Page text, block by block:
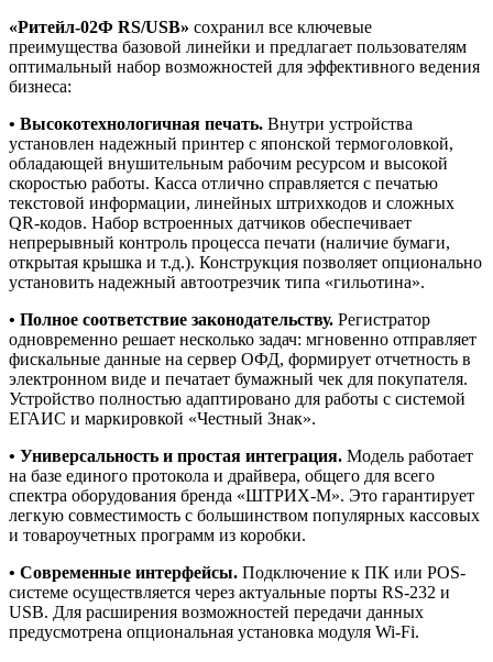
«Ритейл-02Ф RS/USB» сохранил все ключевые
преимущества базовой линейки и предлагает пользователям
оптимальный набор возможностей для эффективного ведения
бизнеса:
• Высокотехнологичная печать. Внутри устройства
установлен надежный принтер с японской термоголовкой,
обладающей внушительным рабочим ресурсом и высокой
скоростью работы. Касса отлично справляется с печатью
текстовой информации, линейных штрихкодов и сложных
QR-кодов. Набор встроенных датчиков обеспечивает
непрерывный контроль процесса печати (наличие бумаги,
открытая крышка и т.д.). Конструкция позволяет опционально
установить надежный автоотрезчик типа «гильотина».
• Полное соответствие законодательству. Регистратор
одновременно решает несколько задач: мгновенно отправляет
фискальные данные на сервер ОФД, формирует отчетность в
электронном виде и печатает бумажный чек для покупателя.
Устройство полностью адаптировано для работы с системой
ЕГАИС и маркировкой «Честный Знак».
• Универсальность и простая интеграция. Модель работает
на базе единого протокола и драйвера, общего для всего
спектра оборудования бренда «ШТРИХ-М». Это гарантирует
легкую совместимость с большинством популярных кассовых
и товароучетных программ из коробки.
• Современные интерфейсы. Подключение к ПК или POS-
системе осуществляется через актуальные порты RS-232 и
USB. Для расширения возможностей передачи данных
предусмотрена опциональная установка модуля Wi-Fi.